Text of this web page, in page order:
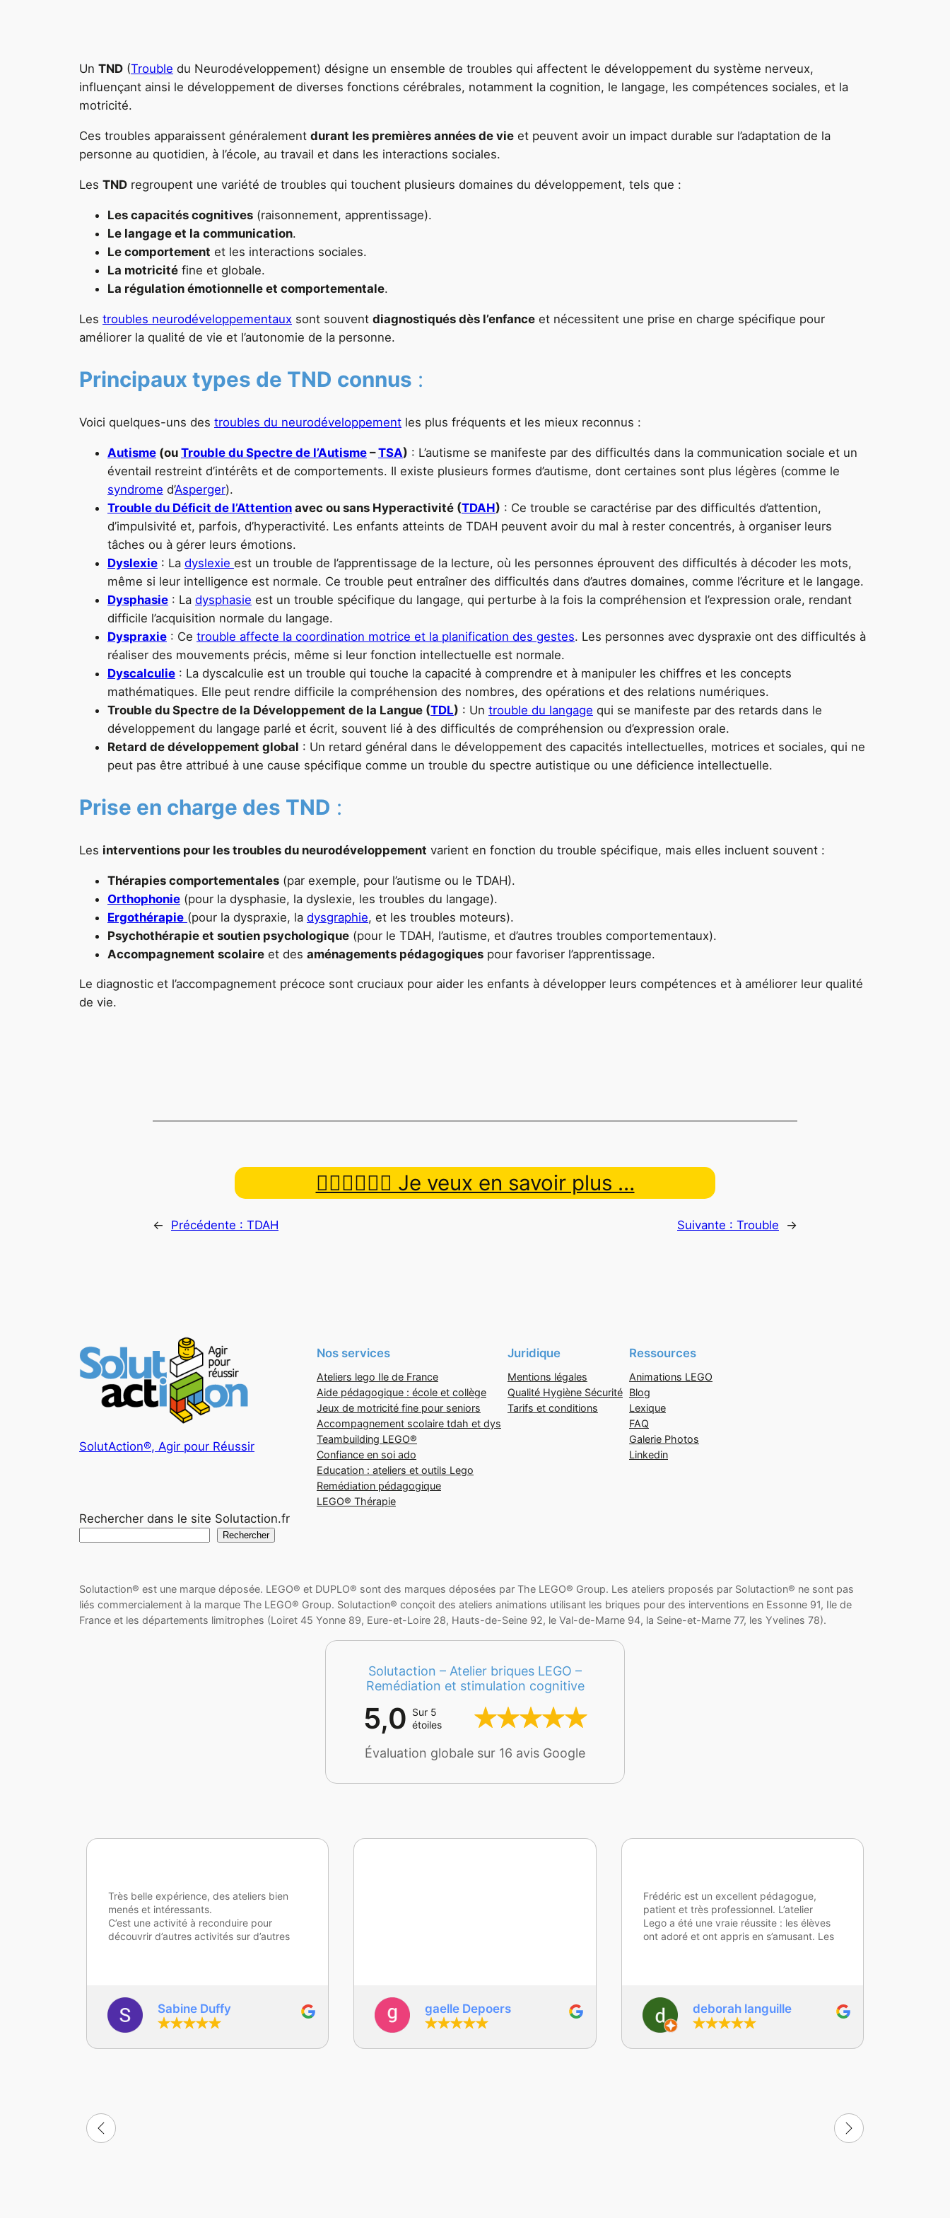
Un TND (Trouble du Neurodéveloppement) désigne un ensemble de troubles qui affectent le développement du système nerveux,
influençant ainsi le développement de diverses fonctions cérébrales, notamment la cognition, le langage, les compétences sociales, et la
motricité.
Ces troubles apparaissent généralement durant les premières années de vie et peuvent avoir un impact durable sur l’adaptation de la
personne au quotidien, à l’école, au travail et dans les interactions sociales.
Les TND regroupent une variété de troubles qui touchent plusieurs domaines du développement, tels que :
Les capacités cognitives (raisonnement, apprentissage).
Le langage et la communication.
Le comportement et les interactions sociales.
La motricité fine et globale.
La régulation émotionnelle et comportementale.
Les troubles neurodéveloppementaux sont souvent diagnostiqués dès l’enfance et nécessitent une prise en charge spécifique pour
améliorer la qualité de vie et l’autonomie de la personne.
Principaux types de TND connus :
Voici quelques-uns des troubles du neurodéveloppement les plus fréquents et les mieux reconnus :
Autisme (ou Trouble du Spectre de l’Autisme –TSA) : L’autisme se manifeste par des difficultés dans la communication sociale et un
éventail restreint d’intérêts et de comportements. Il existe plusieurs formes d’autisme, dont certaines sont plus légères (comme le
syndrome d’Asperger).
Trouble du Déficit de l’Attention avec ou sans Hyperactivité (TDAH) : Ce trouble se caractérise par des difficultés d’attention,
d’impulsivité et, parfois, d’hyperactivité. Les enfants atteints de TDAH peuvent avoir du mal à rester concentrés, à organiser leurs
tâches ou à gérer leurs émotions.
Dyslexie : La dyslexie est un trouble de l’apprentissage de la lecture, où les personnes éprouvent des difficultés à décoder les mots,
même si leur intelligence est normale. Ce trouble peut entraîner des difficultés dans d’autres domaines, comme l’écriture et le langage.
Dysphasie : La dysphasie est un trouble spécifique du langage, qui perturbe à la fois la compréhension et l’expression orale, rendant
difficile l’acquisition normale du langage.
Dyspraxie : Ce trouble affecte la coordination motrice et la planification des gestes. Les personnes avec dyspraxie ont des difficultés à
réaliser des mouvements précis, même si leur fonction intellectuelle est normale.
Dyscalculie : La dyscalculie est un trouble qui touche la capacité à comprendre et à manipuler les chiffres et les concepts
mathématiques. Elle peut rendre difficile la compréhension des nombres, des opérations et des relations numériques.
Trouble du Spectre de la Développement de la Langue (TDL) : Un trouble du langage qui se manifeste par des retards dans le
développement du langage parlé et écrit, souvent lié à des difficultés de compréhension ou d’expression orale.
Retard de développement global : Un retard général dans le développement des capacités intellectuelles, motrices et sociales, qui ne
peut pas être attribué à une cause spécifique comme un trouble du spectre autistique ou une déficience intellectuelle.
Prise en charge des TND :
Les interventions pour les troubles du neurodéveloppement varient en fonction du trouble spécifique, mais elles incluent souvent :
Thérapies comportementales (par exemple, pour l’autisme ou le TDAH).
Orthophonie (pour la dysphasie, la dyslexie, les troubles du langage).
Ergothérapie (pour la dyspraxie, la dysgraphie, et les troubles moteurs).
Psychothérapie et soutien psychologique (pour le TDAH, l’autisme, et d’autres troubles comportementaux).
Accompagnement scolaire et des aménagements pédagogiques pour favoriser l’apprentissage.
Le diagnostic et l’accompagnement précoce sont cruciaux pour aider les enfants à développer leurs compétences et à améliorer leur qualité
de vie.
👉🏿👉🏾👉🏼 Je veux en savoir plus …
← Précédente : TDAH Suivante : Trouble →
SolutAction®, Agir pour Réussir
Nos services
Ateliers lego Ile de France
Aide pédagogique : école et collège
Jeux de motricité fine pour seniors
Accompagnement scolaire tdah et dys
Teambuilding LEGO®
Confiance en soi ado
Education : ateliers et outils Lego
Remédiation pédagogique
LEGO® Thérapie
Juridique
Mentions légales
Qualité Hygiène Sécurité
Tarifs et conditions
Ressources
Animations LEGO
Blog
Lexique
FAQ
Galerie Photos
Linkedin
Rechercher dans le site Solutaction.fr
Rechercher
Solutaction® est une marque déposée. LEGO® et DUPLO® sont des marques déposées par The LEGO® Group. Les ateliers proposés par Solutaction® ne sont pas
liés commercialement à la marque The LEGO® Group. Solutaction® conçoit des ateliers animations utilisant les briques pour des interventions en Essonne 91, Ile de
France et les départements limitrophes (Loiret 45 Yonne 89, Eure-et-Loire 28, Hauts-de-Seine 92, le Val-de-Marne 94, la Seine-et-Marne 77, les Yvelines 78).
Solutaction – Atelier briques LEGO –
Remédiation et stimulation cognitive
5,0 Sur 5
étoiles
Évaluation globale sur 16 avis Google
gaelle Depoers deborah languille
pensées de manière évolutive et
s’adaptent à tous les élèves, avec une
vraie prise en compte de la
jalila saafi
Mes élèves ont beaucoup apprecié les
différentes activités proposées et ont été
très investis .